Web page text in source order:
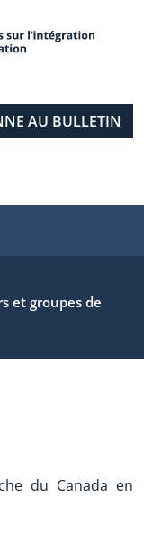
et groupes de
du Canada en